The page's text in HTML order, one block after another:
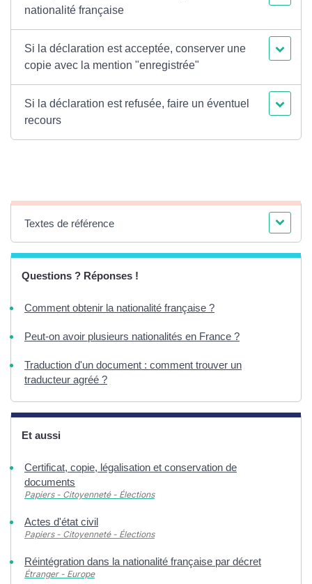
nationalité française
Si la déclaration est acceptée, conserver une
copie avec la mention "enregistrée"
Si la déclaration est refusée, faire un éventuel
recours
Textes de référence
Questions ? Réponses !
Comment obtenir la nationalité française ?
Peut-on avoir plusieurs nationalités en France ?
Traduction d'un document : comment trouver un
traducteur agréé ?
Et aussi
Certificat, copie, légalisation et conservation de
documents
Papiers - Citoyenneté - Élections
Actes d'état civil
Papiers - Citoyenneté - Élections
Réintégration dans la nationalité française par décret
Étranger - Europe